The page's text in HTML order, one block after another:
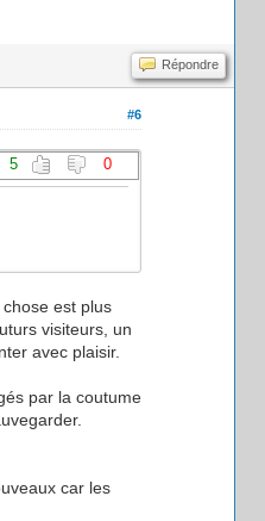
Répondre
#6
5 0
est plus
visiteurs, un
avec plaisir.
par la coutume
car les